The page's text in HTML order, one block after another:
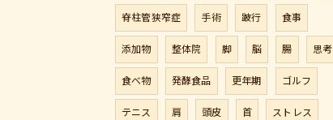
脊柱管狭窄症 手術 跛行 食事
添加物 整体院 脚 脳 腸 思考
食べ物 発酵食品 更年期 ゴルフ
テニス 肩 頭皮 首 ストレス